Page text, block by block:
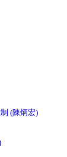
(陳炳宏)